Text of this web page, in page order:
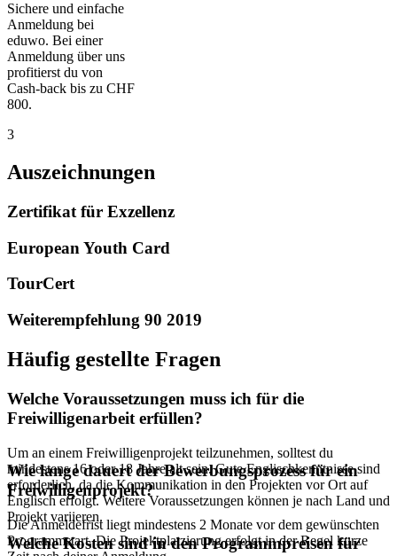
Sichere und einfache
Anmeldung bei
eduwo. Bei einer
Anmeldung über uns
profitierst du von
Cash-back bis zu CHF
800.
3
Auszeichnungen
Zertifikat für Exzellenz
European Youth Card
TourCert
Weiterempfehlung 90 2019
Häufig gestellte Fragen
Welche Voraussetzungen muss ich für die
Freiwilligenarbeit erfüllen?
Um an einem Freiwilligenprojekt teilzunehmen, solltest du
mindestens 16 oder 18 Jahre alt sein. Gute Englischkenntnisse sind
erforderlich, da die Kommunikation in den Projekten vor Ort auf
Englisch erfolgt. Weitere Voraussetzungen können je nach Land und
Projekt variieren.
Wie lange dauert der Bewerbungsprozess für ein
Freiwilligenprojekt?
Die Anmeldefrist liegt mindestens 2 Monate vor dem gewünschten
Programmstart. Die Projektplatzierung erfolgt in der Regel kurze
Welche Kosten sind in den Programmpreisen für